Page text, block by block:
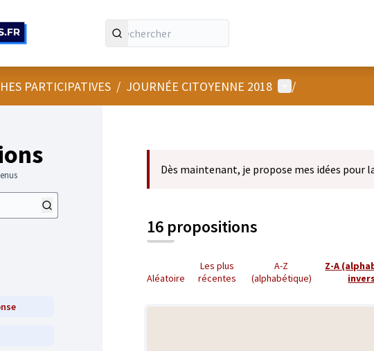
PARTICIPATIVES / JOURNÉE CITOYENNE 2018 Menu utilisateur
/
Dès maintenant, je propose mes idées pour
16 propositions
Aléatoire
Les plus
récentes
A-Z
(alphabétique)
Z-A